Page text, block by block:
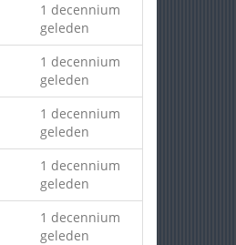
1 decennium
geleden
1 decennium
geleden
1 decennium
geleden
1 decennium
geleden
1 decennium
geleden